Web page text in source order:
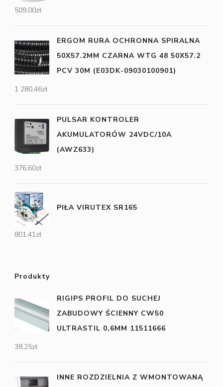
509,00zł
ERGOM RURA OCHRONNA SPIRALNA
50X57.2MM CZARNA WTG 48 50X57.2
PCV 30M (E03DK-09030100901)
1 280,46zł
PULSAR KONTROLER
AKUMULATORÓW 24VDC/10A
(AWZ633)
376,60zł
PIŁA VIRUTEX SR165
801,41zł
Produkty
RIGIPS PROFIL DO SUCHEJ
ZABUDOWY ŚCIENNY CW50
ULTRASTIL 0,6MM 11511666
38,25zł
INNE ROZDZIELNIA Z WMONTOWANĄ